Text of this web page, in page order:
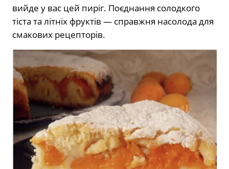
вийде у вас цей пиріг. Поєднання солодкого
тіста та літніх фруктів — справжня насолода для
смакових рецепторів.